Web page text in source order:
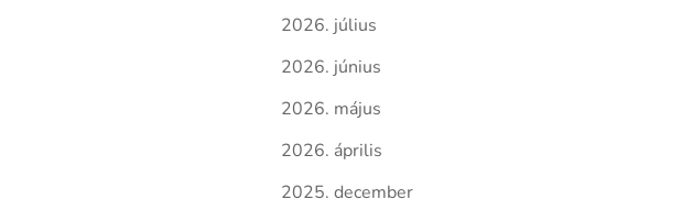
2026. július
2026. június
2026. május
2026. április
2025. december